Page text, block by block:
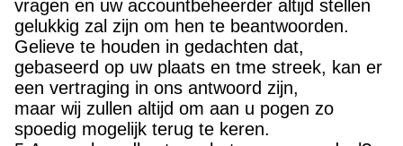
vragen en uw accountbeheerder altijd stellen
gelukkig zal zijn om hen te beantwoorden.
Gelieve te houden in gedachten dat,
gebaseerd op uw plaats en tme streek, kan er
een vertraging in ons antwoord zijn,
maar wij zullen altijd om aan u pogen zo
spoedig mogelijk terug te keren.